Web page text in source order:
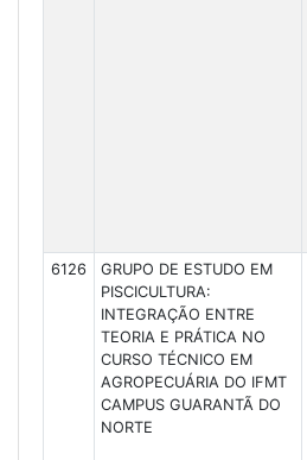
6126
GRUPO DE ESTUDO EM
PISCICULTURA:
INTEGRAÇÃO ENTRE
TEORIA E PRÁTICA NO
CURSO TÉCNICO EM
AGROPECUÁRIA DO IFMT
CAMPUS GUARANTÃ DO
NORTE